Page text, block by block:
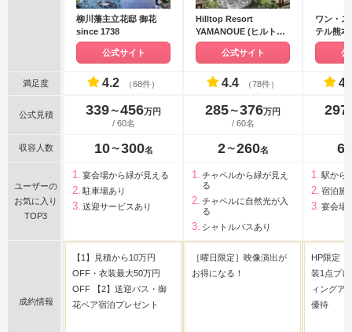
柳川藩主立花邸 御花
since 1738
公式サイト
Hilltop Resort
YAMANOUE (ヒルトッ
プリゾート ヤマノウエ)
公式サイト
ワン・
テル熊本
ー ホテ
公
満足度 4.2 （68件） 4.4 （78件）
公式見積 339〜456万円
/ 60名
285〜376万円
/ 60名
297
収容人数 10 〜 300名 2 〜 260名 6
ユーザーの
お気に入り
TOP3
宴会場から緑が見える
駐車場あり
送迎サービスあり
チャペルから緑が見え
る
チャペルに自然光が入
る
シャトルバスあり
駅から
宿泊施
宴会場
成約情報
【1】見積から10万円
OFF・衣装最大50万円
OFF 【2】送迎バス・御
花ペア宿泊プレゼント
［曜日限定］映像演出が
お得になる！
HP限定【
装1点プ
ィングア
優待